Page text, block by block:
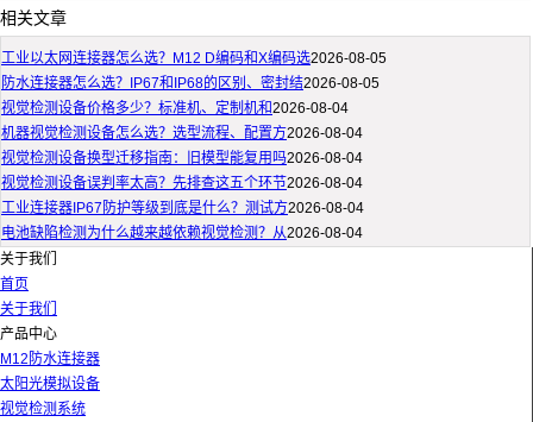
相关文章
工业以太网连接器怎么选？M12 D编码和X编码选2026-08-05
防水连接器怎么选？IP67和IP68的区别、密封结2026-08-05
视觉检测设备价格多少？标准机、定制机和2026-08-04
机器视觉检测设备怎么选？选型流程、配置方2026-08-04
视觉检测设备换型迁移指南：旧模型能复用吗2026-08-04
视觉检测设备误判率太高？先排查这五个环节2026-08-04
工业连接器IP67防护等级到底是什么？测试方2026-08-04
电池缺陷检测为什么越来越依赖视觉检测？从2026-08-04
关于我们
首页
关于我们
产品中心
M12防水连接器
太阳光模拟设备
视觉检测系统